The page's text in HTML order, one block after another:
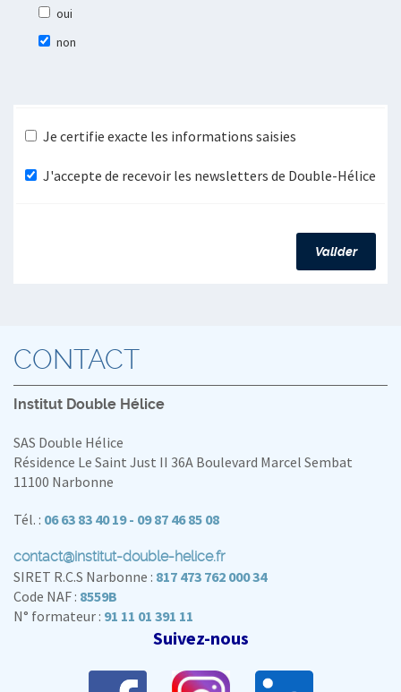
oui
non
Je certifie exacte les informations saisies
J'accepte de recevoir les newsletters de Double-Hélice
Valider
CONTACT
Institut Double Hélice
SAS Double Hélice
Résidence Le Saint Just II 36A Boulevard Marcel Sembat
11100 Narbonne
Tél. : 06 63 83 40 19 - 09 87 46 85 08
contact@institut-double-helice.fr
SIRET R.C.S Narbonne : 817 473 762 000 34
Code NAF : 8559B
N° formateur : 91 11 01 391 11
Suivez-nous